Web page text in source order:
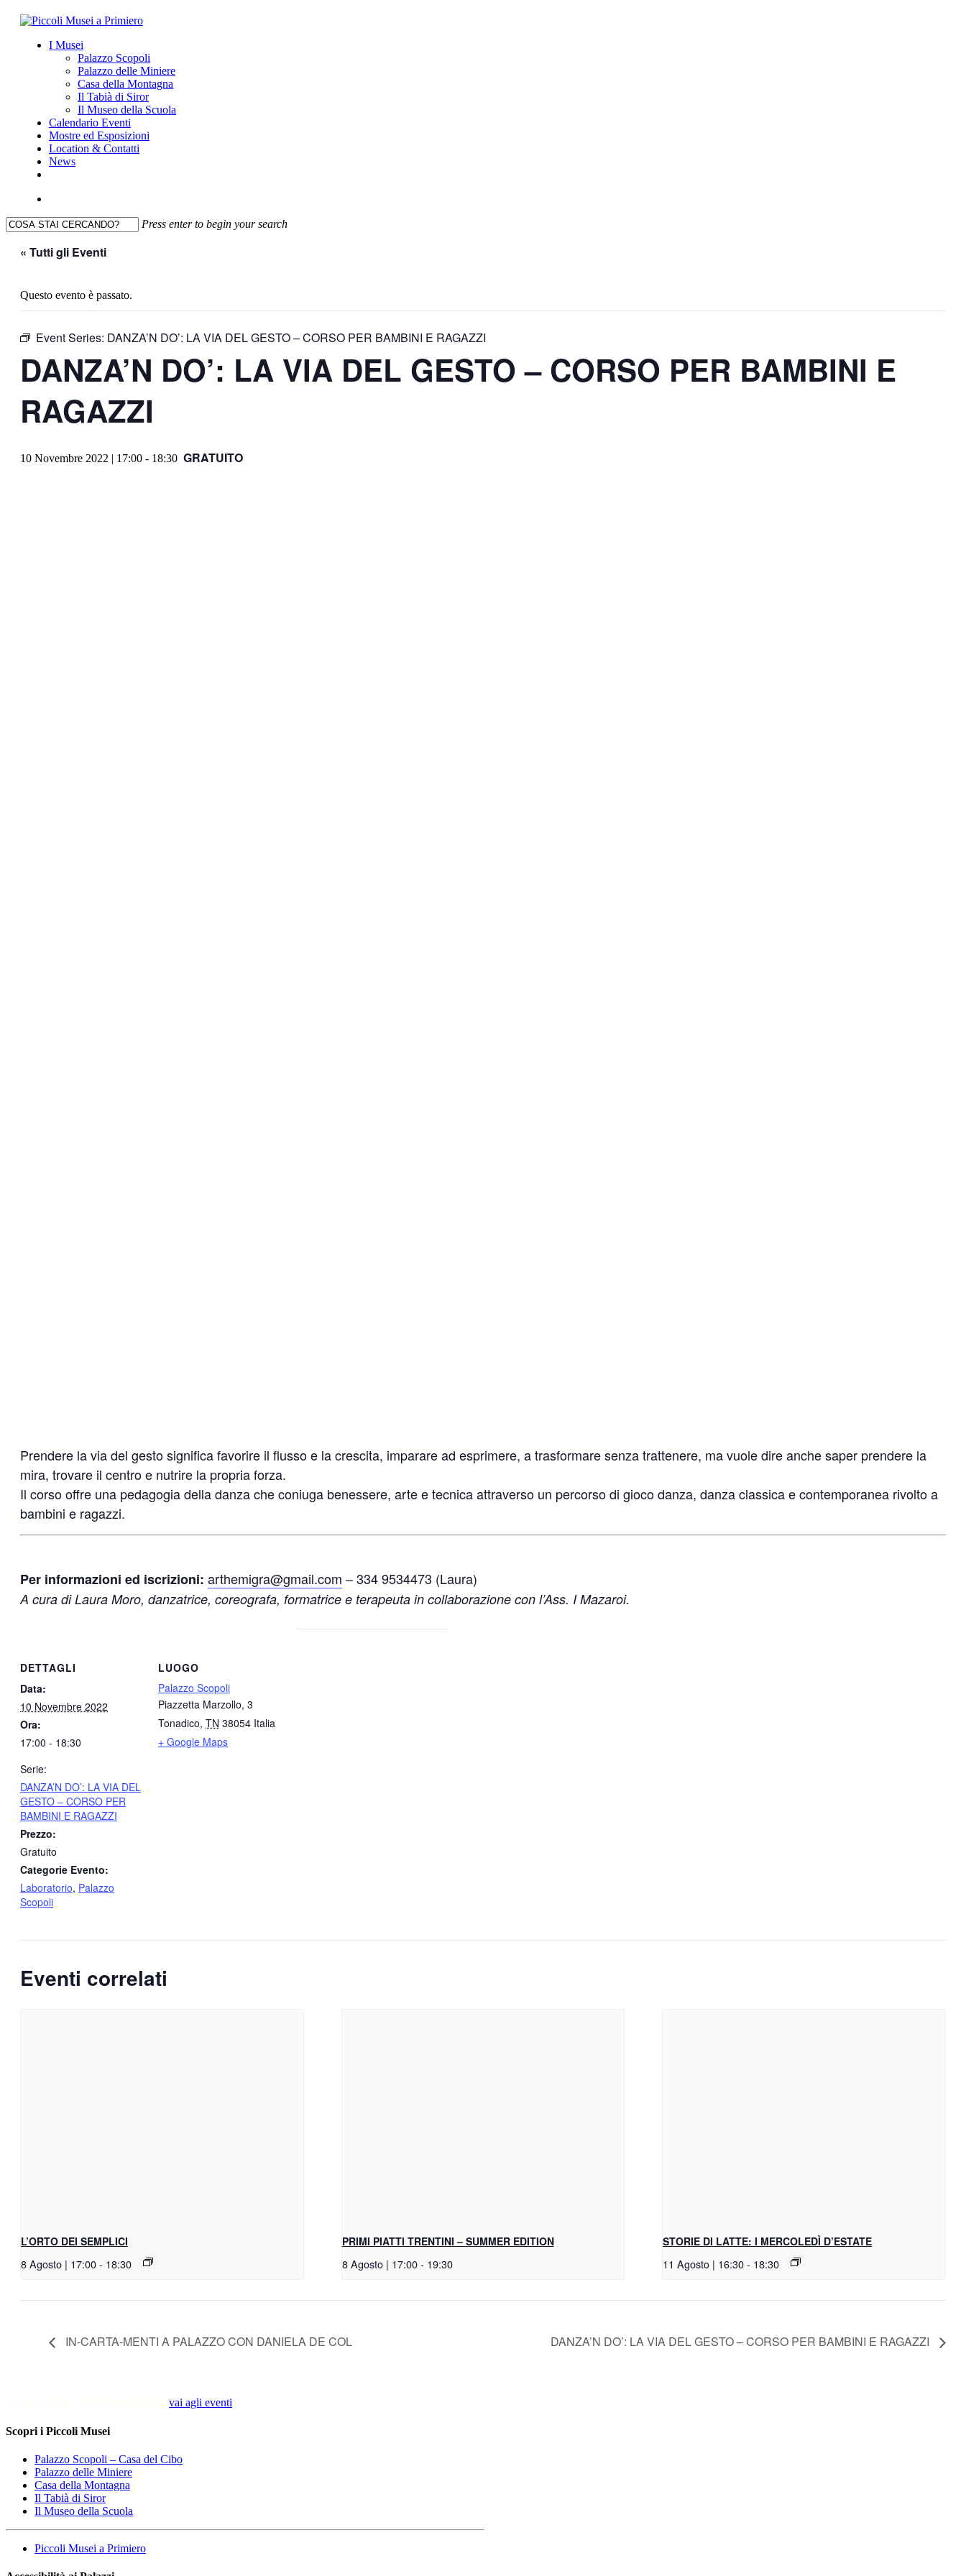
Skip
search
Menu
I Musei
Palazzo Scopoli
Palazzo delle Miniere
Casa della Montagna
Il Tabià di Siror
Il Museo della Scuola
Calendario Eventi
Mostre ed Esposizioni
Location & Contatti
News
Press enter to begin your search
Search
« Tutti gli Eventi
Questo evento è passato.
Event Series: DANZA’N DO’: LA VIA DEL GESTO – CORSO PER BAMBINI E RAGAZZI
DANZA’N DO’: LA VIA DEL GESTO – CORSO PER BAMBINI E
RAGAZZI
10 Novembre 2022 | 17:00 - 18:30 GRATUITO
Prendere la via del gesto significa favorire il flusso e la crescita, imparare ad esprimere, a trasformare senza trattenere, ma vuole dire anche saper prendere la
mira, trovare il centro e nutrire la propria forza.
Il corso offre una pedagogia della danza che coniuga benessere, arte e tecnica attraverso un percorso di gioco danza, danza classica e contemporanea rivolto a
bambini e ragazzi.
Per informazioni ed iscrizioni: arthemigra@gmail.com – 334 9534473 (Laura)
A cura di Laura Moro, danzatrice, coreografa, formatrice e terapeuta in collaborazione con l’Ass. I Mazaroi.
DETTAGLI
Data:
10 Novembre 2022
Ora:
17:00 - 18:30
Serie:
DANZA’N DO’: LA VIA DEL
GESTO – CORSO PER
BAMBINI E RAGAZZI
Prezzo:
Gratuito
Categorie Evento:
Laboratorio, Palazzo
Scopoli
LUOGO
Palazzo Scopoli
Piazzetta Marzollo, 3
Tonadico, TN 38054 Italia
+ Google Maps
Eventi correlati
L’ORTO DEI SEMPLICI
8 Agosto | 17:00- 18:30
PRIMI PIATTI TRENTINI – SUMMER EDITION
8 Agosto | 17:00 - 19:30
STORIE DI LATTE: I MERCOLEDÌ D’ESTATE
11 Agosto | 16:30- 18:30
IN-CARTA-MENTI A PALAZZO CON DANIELA DE COL DANZA’N DO’: LA VIA DEL GESTO – CORSO PER BAMBINI E RAGAZZI
vai agli eventi
Scopri i Piccoli Musei
Palazzo Scopoli – Casa del Cibo
Palazzo delle Miniere
Casa della Montagna
Il Tabià di Siror
Il Museo della Scuola
Piccoli Musei a Primiero